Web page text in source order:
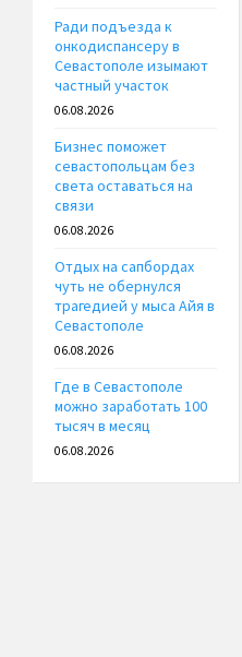
Ради подъезда к
онкодиспансеру в
Севастополе изымают
частный участок
06.08.2026
Бизнес поможет
севастопольцам без
света оставаться на
связи
06.08.2026
Отдых на сапбордах
чуть не обернулся
трагедией у мыса Айя в
Севастополе
06.08.2026
Где в Севастополе
можно заработать 100
тысяч в месяц
06.08.2026